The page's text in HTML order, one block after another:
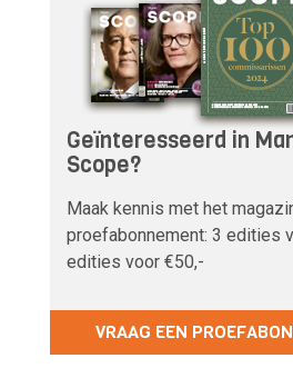
Geïnteresseerd in
Scope?
Maak kennis met het
proefabonnement: 3 edities
edities voor €50,-
VRAAG EEN